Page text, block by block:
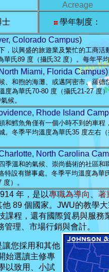
Acreage
士 學年制度：
Colorado Campus)
，以興盛的旅遊業及繁忙的工商活
華氏89 度（攝氏32 度）。每年平
Miami, Florida Campus)
、和煦的海灘、或邁阿密市、羅德
度為華氏70-80 度（攝氏21-27度
候。
Rhode Island
和鱈魚角僅有一個小時不到的車程
。冬季平均溫度為華氏35 度左右
North Carolina
季溫和的氣候、崇尚藝術的社區和
特設有辦事處。冬季平均溫度為華
度）。
年，是以專職為導向 、 著
89 個國家。JWU的教學大
程，還有國際貿易與服務
理、市場行銷與會計。
您採用和其他
始選讀主修專
以致用、小試